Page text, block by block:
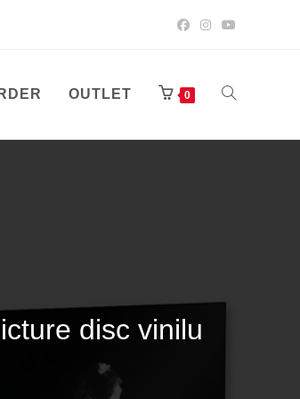
OUTLET 0 TOGGLE
disc vinilu